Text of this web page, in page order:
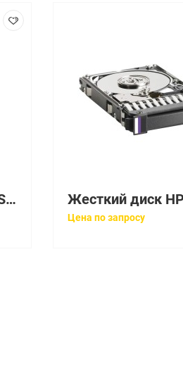
Жесткий диск HPE MSA 12TB SAS 12G Midline 7.2K LFF M2 HDD [P13251-001]
Цена по запросу